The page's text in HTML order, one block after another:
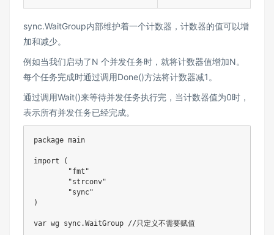
sync.WaitGroup内部维护着一个计数器，计数器的值可以增
加和减少。
例如当我们启动了N 个并发任务时，就将计数器值增加N。
每个任务完成时通过调用Done()方法将计数器减1。
通过调用Wait()来等待并发任务执行完，当计数器值为0时，
表示所有并发任务已经完成。
package main
import (
)
var wg sync.WaitGroup //只定义不需要赋值